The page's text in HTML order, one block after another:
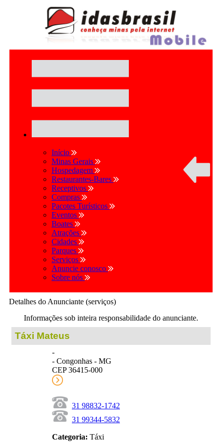
Início
Minas Gerais
Hospedagem
Restaurantes-Bares
Receptivos
Compras
Pacotes Turísticos
Eventos
Boates
Atrações
Cidades
Parques
Serviços
Anuncie conosco
Sobre nós
Detalhes do Anunciante (serviços)
Informações sob inteira responsabilidade do anunciante.
Táxi Mateus
-
- Congonhas - MG
CEP 36415-000
31 98832-1742
31 99344-5832
Categoria: Táxi